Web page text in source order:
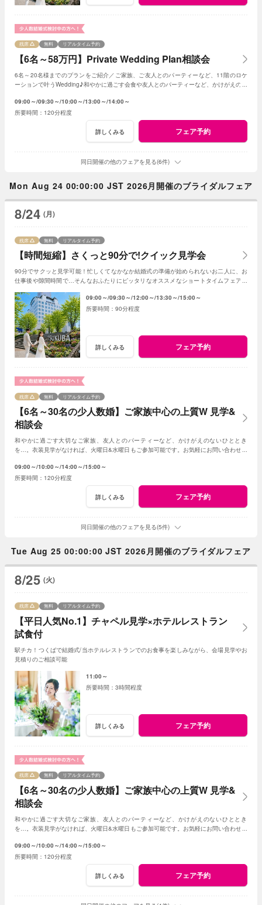
【6名～58万円】Private Wedding Plan相談会
残席 無料 リアルタイム予約
6名～20名様までのプランをご紹介／ご家族、ご友人とのパーティーなど、11階のロケ
ーションで叶うWedding♪和やかに過ごす会食や友人とのパーティーなど、かけがえのな
09:00～ 09:30～ 10:00～ 13:00～ 14:00～
120分程度
詳しくみる フェア予約
同日開催の他のフェアを見る(6件)
Mon Aug 24 00:00:00 JST 2026月開催のブライダルフェア
8/24 (月)
【時間短縮】さくっと90分で!クイック見学会
残席 無料 リアルタイム予約
90分でサクッと見学可能！忙しくてなかなか結婚式の準備が始められないお二人に、お
仕事後や隙間時間で…そんなおふたりにピッタリなオススメなショートタイムフェアで
09:00～ 09:30～ 12:00～ 13:30～ 15:00～
90分程度
詳しくみる フェア予約
【6名～30名の少人数婚】ご家族中心の上質W 見学&
相談会
残席 無料 リアルタイム予約
和やかに過ごす大切なご家族、友人とのパーティーなど、かけがえのないひととき
を…。衣装見学がなければ、火曜日&水曜日もご参加可能です。お気軽にお問い合わせく
09:00～ 10:00～ 14:00～ 15:00～
120分程度
詳しくみる フェア予約
同日開催の他のフェアを見る(5件)
Tue Aug 25 00:00:00 JST 2026月開催のブライダルフェア
8/25 (火)
【平日人気No.1】チャペル見学×ホテルレストラン
試食付
残席 無料 リアルタイム予約
駅チカ！つくばで結婚式/当ホテルレストランでのお食事を楽しみながら、会場見学やお
見積りのご相談可能
11:00～
3時間程度
詳しくみる フェア予約
【6名～30名の少人数婚】ご家族中心の上質W 見学&
相談会
残席 無料 リアルタイム予約
和やかに過ごす大切なご家族、友人とのパーティーなど、かけがえのないひととき
を…。衣装見学がなければ、火曜日&水曜日もご参加可能です。お気軽にお問い合わせく
09:00～ 10:00～ 14:00～ 15:00～
120分程度
詳しくみる フェア予約